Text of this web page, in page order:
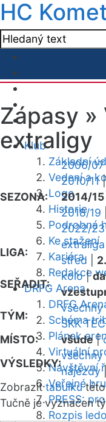
HC
Klub
Základní
Vedení a
Logo
Historie
Podrobná
Ke stažení
Kariéra
Redakce
DRFG Arena
DRFG
Schéma
Plánek
Virtuální
Návštěvní
Veřejné
PRESS:
Rozpis
Zápasy »
extraligy
SEZONA:
2006/07
2010/11
2014/15
2018/19
2022/23
LIGA:
extraliga
střed
SEŘADIT:
kolo|
TÝM:
všechny
SKK TEC
MÍSTO:
všude|
VÝSLEDKY:
všechny
nájezdy
Zobrazittabulkutéto
Tučně je vyznačen